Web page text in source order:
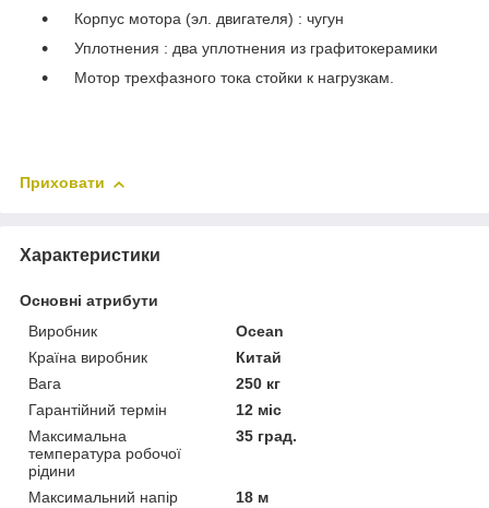
Корпус мотора (эл. двигателя) : чугун
Уплотнения : два уплотнения из графитокерамики
Мотор трехфазного тока стойки к нагрузкам.
Приховати
Характеристики
Основні атрибути
Виробник
Ocean
Країна виробник
Китай
Вага
250 кг
Гарантійний термін
12 міс
Максимальна
температура робочої
рідини
35 град.
Максимальний напір 18 м